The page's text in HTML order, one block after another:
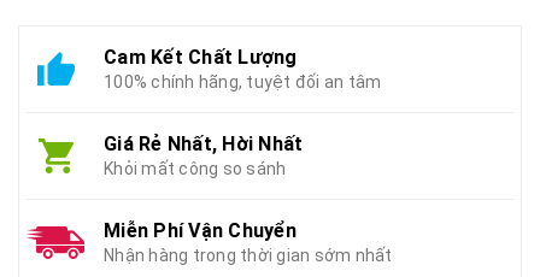
Cam Kết Chất Lượng
100% chính hãng, tuyệt đối an tâm
Giá Rẻ Nhất, Hời Nhất
Khỏi mất công so sánh
Miễn Phí Vận Chuyển
Nhận hàng trong thời gian sớm nhất